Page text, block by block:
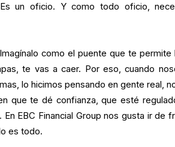
un oficio. Y como todo oficio,
como el puente que te permite
te vas a caer. Por eso, cuando
lo hicimos pensando en gente real,
que te dé confianza, que esté
En EBC Financial Group nos gusta ir de
es todo.